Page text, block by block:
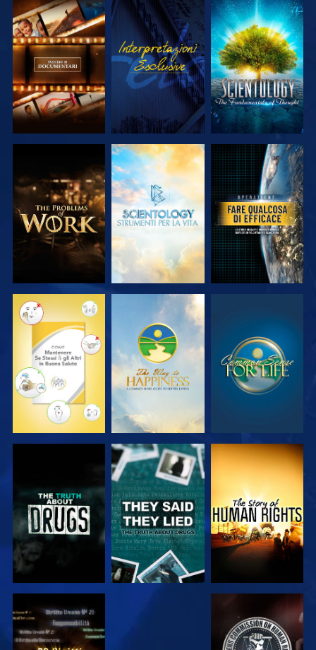
ESPLORA LE
SERIE
GUARDA
ESPLORA LE
SERIE
ESPLORA LE
SERIE
ESPLORA LE
SERIE
GUARDA
GUARDA GUARDA GUARDA
GUARDA GUARDA
GUARDA GUARDA